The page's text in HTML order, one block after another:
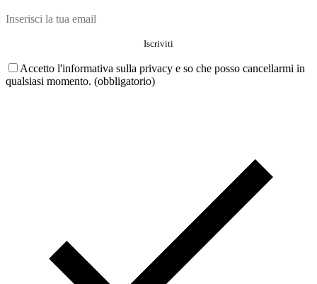
Accetto l'informativa sulla privacy e so che posso cancellarmi in
qualsiasi momento. (obbligatorio)